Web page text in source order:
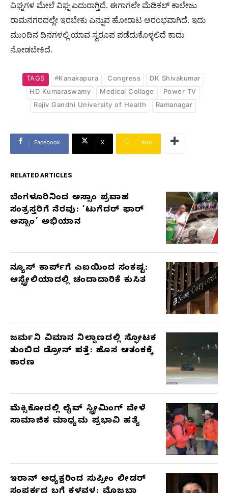
ವಿಘ್ನಗಳ ಮೇಲೆ ವಿಘ್ನ ಎದುರಾಗ್ತಿದೆ. ಈಗಾಗಲೇ ಮೆಡಿಕಲ್ ಕಾಲೇಜು
ರಾಮನಗರದಲ್ಲೇ ಇರಬೇಕು ಎನ್ನುವ ಹೋರಾಟ ಆರಂಭವಾಗಿದೆ. ಇದು
ಮುಂದಿನ ದಿನಗಳಲ್ಲಿ ಯಾವ ಸ್ವರೂಪ ಪಡೆದುಕೊಳ್ಳಲಿದೆ ಕಾದು
ನೋಡಬೇಕಿದೆ.
TAGS #Kanakapura Congress
DK Shivakumar
HD Kumaraswamy
Medical Collage
Power TV
Rajiv Gandhi University of Health
Ramanagar
Facebook X Koo
RELATED ARTICLES
RELATED
ARTICLES
ಬೆಂಗಳೂರಿನಿಂದ ಅಸ್ಸಾಂ ಪ್ರವಾಹ
ಸಂತ್ರಸ್ತರಿಗೆ ನೆರವು: ‘ಟುಗೆದರ್ ಫಾರ್
ಅಸ್ಸಾಂ’ ಅಭಿಯಾನ
ನ್ಯೂಸ್ ಕಾರ್ಪ್‌ಗೆ ಎಐಯಿಂದ ಸಂಕಷ್ಟ:
ಆಸ್ಟ್ರೇಲಿಯಾದಲ್ಲಿ ಚಂದಾದಾರಿಕೆ ಕುಸಿತ
ಜರ್ಮನಿ ವಿಮಾನ ನಿಲ್ದಾಣದಲ್ಲಿ ಸ್ಫೋಟಕ
ತುಂಬಿದ ಡ್ರೋನ್ ಪತ್ತೆ: ಹೊಸ ಆತಂಕಕ್ಕೆ
ಕಾರಣ
ಮೆಕ್ಸಿಕೋದಲ್ಲಿ ಲೈವ್ ಸ್ಟ್ರೀಮಿಂಗ್ ವೇಳೆ
ಸಾಮಾಜಿಕ ಮಾಧ್ಯಮ ಪ್ರಭಾವಿ ಹತ್ಯೆ
ಇರಾನ್ ಅಧ್ಯಕ್ಷರಿಂದ ಸುಪ್ರೀಂ ಲೀಡರ್